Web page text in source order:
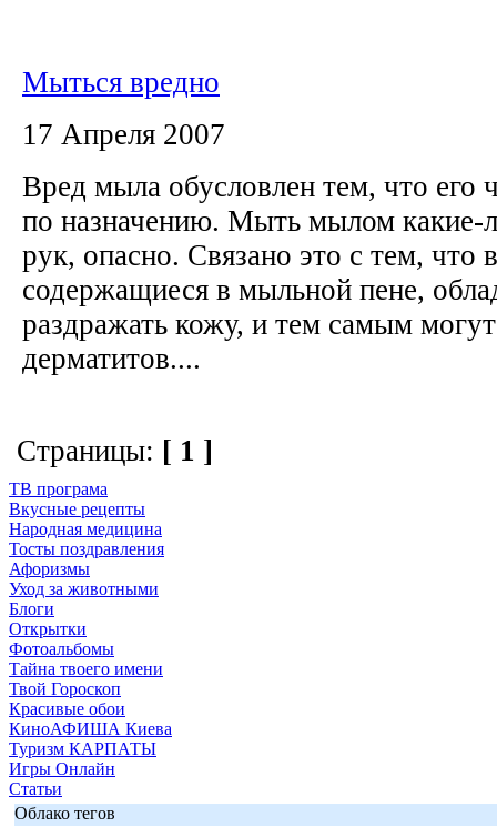
Мыться вредно
17 Апреля 2007
Вред мыла обусловлен тем, что его
по назначению. Мыть мылом какие-
рук, опасно. Связано это с тем, что
содержащиеся в мыльной пене,
раздражать кожу, и тем самым
дерматитов....
Страницы: [ 1 ]
ТВ програма
Вкусные рецепты
Народная медицина
Тосты поздравления
Афоризмы
Уход за животными
Блоги
Открытки
Фотоальбомы
Тайна твоего имени
Твой Гороскоп
Красивые обои
КиноАФИША Киева
Туризм КАРПАТЫ
Игры Онлайн
Статьи
Облако тегов